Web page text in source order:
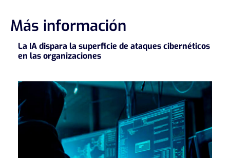
Más información
La IA dispara la superficie de ataques cibernéticos
en las organizaciones